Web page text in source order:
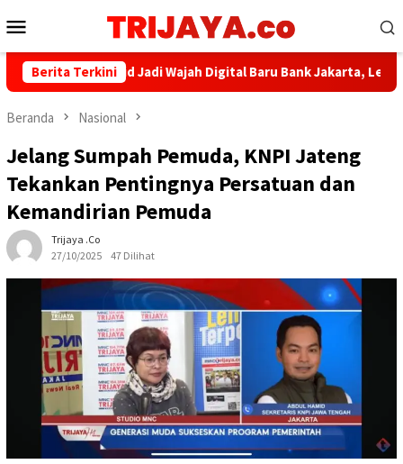
ke
Mobile
Berita TerkiniJadi Wajah Digital Baru Bank Jakarta, Lebih
Beranda Nasional
Jelang Sumpah Pemuda, KNPI Jateng
Tekankan Pentingnya Persatuan dan
Kemandirian Pemuda
Trijaya .co
27/10/2025
47 Dilihat